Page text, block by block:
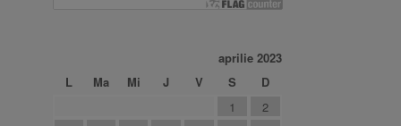
aprilie 2023
L
Ma Mi J V S
D
1
2